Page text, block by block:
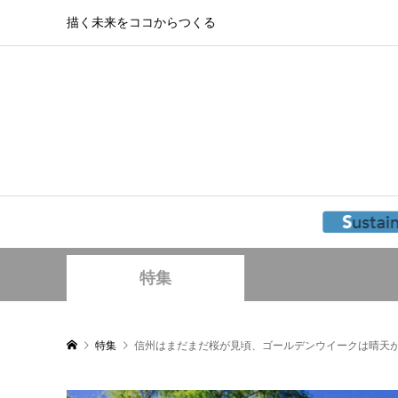
描く未来をココからつくる
特集
特集 信州はまだまだ桜が見頃、ゴールデンウイークは晴天